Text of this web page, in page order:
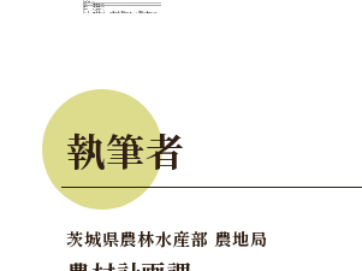
執筆者
茨城県農林水産部 農地局